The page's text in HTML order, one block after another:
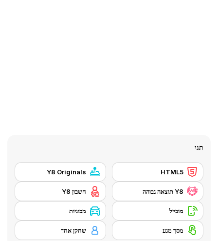
תגי
HTML5
Y8 Originals
Y8 תוצאה גבוהה חשבון Y8
מובייל מכוניות
מסך מגע שחקן אחד